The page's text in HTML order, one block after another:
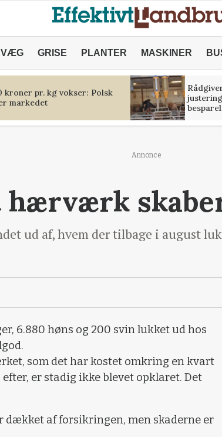
GRISE PLANTER MASKINER
kroner pr. kg vokser: Polsk
markedet
Annonce
hærværk
ud af, hvem der tilbage i august
6.880 høns og 200 svin lukket ud hos
som det har kostet omkring en kvart
er stadig ikke blevet opklaret. Det
dækket af forsikringen, men skaderne er